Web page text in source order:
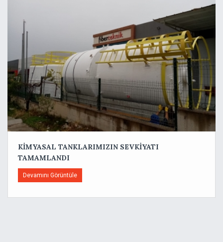
KİMYASAL TANKLARIMIZIN SEVKİYATI
TAMAMLANDI
Devamını Görüntüle